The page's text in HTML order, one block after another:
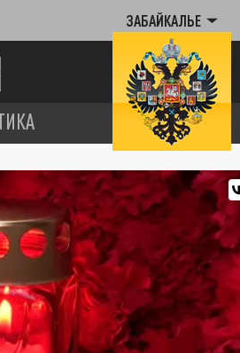
ЗАБАЙКАЛЬЕ